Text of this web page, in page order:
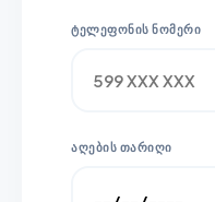
ᲢᲔᲚᲔᲤᲝᲜᲘᲡ ᲜᲝᲛᲔᲠᲘ
ᲐᲦᲔᲑᲘᲡ ᲗᲐᲠᲘᲦᲘ